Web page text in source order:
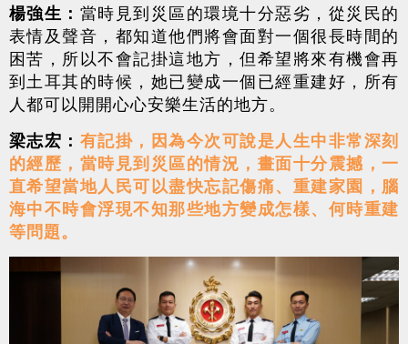
楊強生： 當時見到災區的環境十分惡劣，從災民的
表情及聲音，都知道他們將會面對一個很長時間的
困苦，所以不會記掛這地方，但希望將來有機會再
到土耳其的時候，她已變成一個已經重建好，所有
人都可以開開心心安樂生活的地方。
梁志宏： 有記掛，因為今次可說是人生中非常深刻
的經歷，當時見到災區的情況，畫面十分震撼，一
直希望當地人民可以盡快忘記傷痛、重建家園，腦
海中不時會浮現不知那些地方變成怎樣、何時重建
等問題。